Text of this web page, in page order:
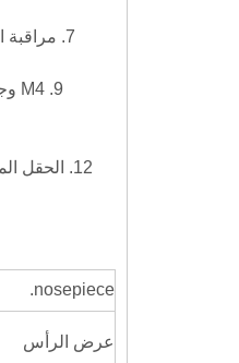
7. مراقبة الاستقطاب البسيطة متاحة مع مجموعة المستقطبات القابلة للتوصيل. صور أكثر مثالية هنا مع مرشحات مختلفة.
9. M4 وجع لأماكن مسامير رأس المقبس في الإطار، مما يجعل أفضل المساحة المتاحة وتحسين كفاءة العمل الخاصة بك.
nosepiece.
عرض الرأس